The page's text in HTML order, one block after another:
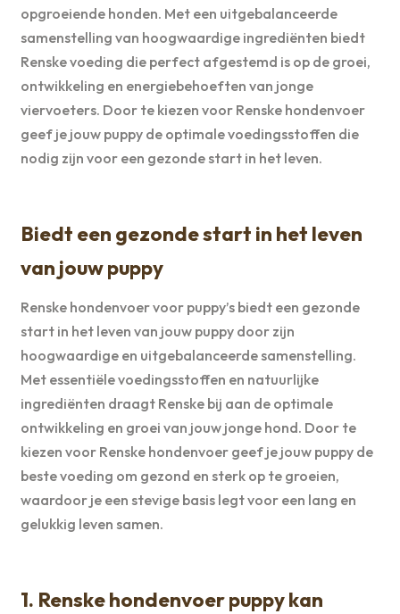
opgroeiende honden. Met een uitgebalanceerde
samenstelling van hoogwaardige ingrediënten biedt
Renske voeding die perfect afgestemd is op de groei,
ontwikkeling en energiebehoeften van jonge
viervoeters. Door te kiezen voor Renske hondenvoer
geef je jouw puppy de optimale voedingsstoffen die
nodig zijn voor een gezonde start in het leven.
Biedt een gezonde start in het leven
van jouw puppy
Renske hondenvoer voor puppy’s biedt een gezonde
start in het leven van jouw puppy door zijn
hoogwaardige en uitgebalanceerde samenstelling.
Met essentiële voedingsstoffen en natuurlijke
ingrediënten draagt Renske bij aan de optimale
ontwikkeling en groei van jouw jonge hond. Door te
kiezen voor Renske hondenvoer geef je jouw puppy de
beste voeding om gezond en sterk op te groeien,
waardoor je een stevige basis legt voor een lang en
gelukkig leven samen.
1. Renske hondenvoer puppy kan